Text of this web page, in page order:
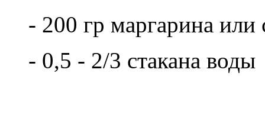
- 200 гр маргарина или
- 0,5 - 2/3 стакана воды